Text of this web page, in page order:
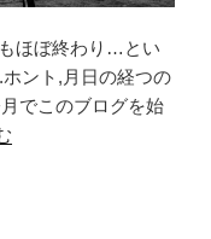
ほぼ終わり…とい
ント,月日の経つの
でこのブログを始